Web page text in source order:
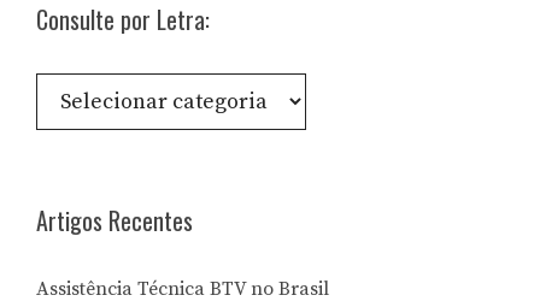
Consulte por Letra:
Consulte
Artigos Recentes
Assistência Técnica BTV no Brasil